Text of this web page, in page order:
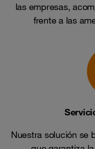
las empresas,
frente a las
Nuestra solución se